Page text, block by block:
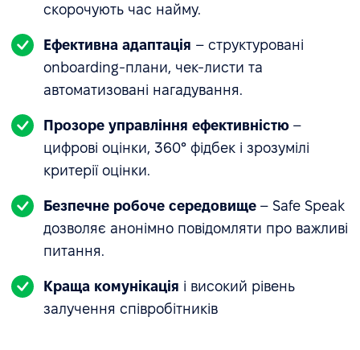
скорочують час найму.
Ефективна адаптація – структуровані
onboarding-плани, чек-листи та
автоматизовані нагадування.
Прозоре управління ефективністю –
цифрові оцінки, 360° фідбек і зрозумілі
критерії оцінки.
Безпечне робоче середовище – Safe Speak
дозволяє анонімно повідомляти про важливі
питання.
Краща комунікація і високий рівень
залучення співробітників